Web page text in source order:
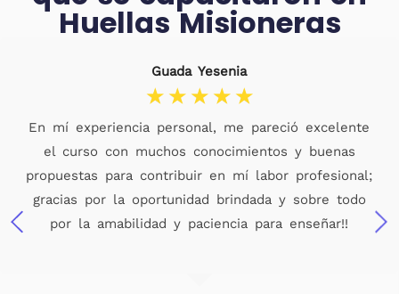
Huellas Misioneras
Guada Yesenia
☆ ☆ ☆ ☆ ☆
En mí experiencia personal, me pareció excelente
el curso con muchos conocimientos y buenas
propuestas para contribuir en mí labor profesional;
gracias por la oportunidad brindada y sobre todo
por la amabilidad y paciencia para enseñar!!